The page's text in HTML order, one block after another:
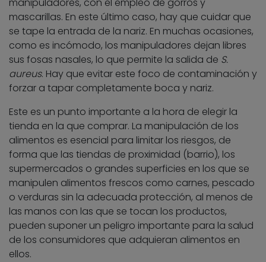
manipuladores, con el empleo de gorros y
mascarillas. En este último caso, hay que cuidar que
se tape la entrada de la nariz. En muchas ocasiones,
como es incómodo, los manipuladores dejan libres
sus fosas nasales, lo que permite la salida de S.
aureus. Hay que evitar este foco de contaminación y
forzar a tapar completamente boca y nariz.
Este es un punto importante a la hora de elegir la
tienda en la que comprar. La manipulación de los
alimentos es esencial para limitar los riesgos, de
forma que las tiendas de proximidad (barrio), los
supermercados o grandes superficies en los que se
manipulen alimentos frescos como carnes, pescado
o verduras sin la adecuada protección, al menos de
las manos con las que se tocan los productos,
pueden suponer un peligro importante para la salud
de los consumidores que adquieran alimentos en
ellos.